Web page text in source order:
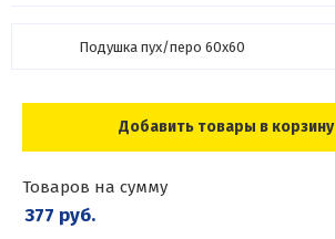
Подушка пух/перо 60х60
Добавить товары в корзину
Товаров на сумму
377 руб.